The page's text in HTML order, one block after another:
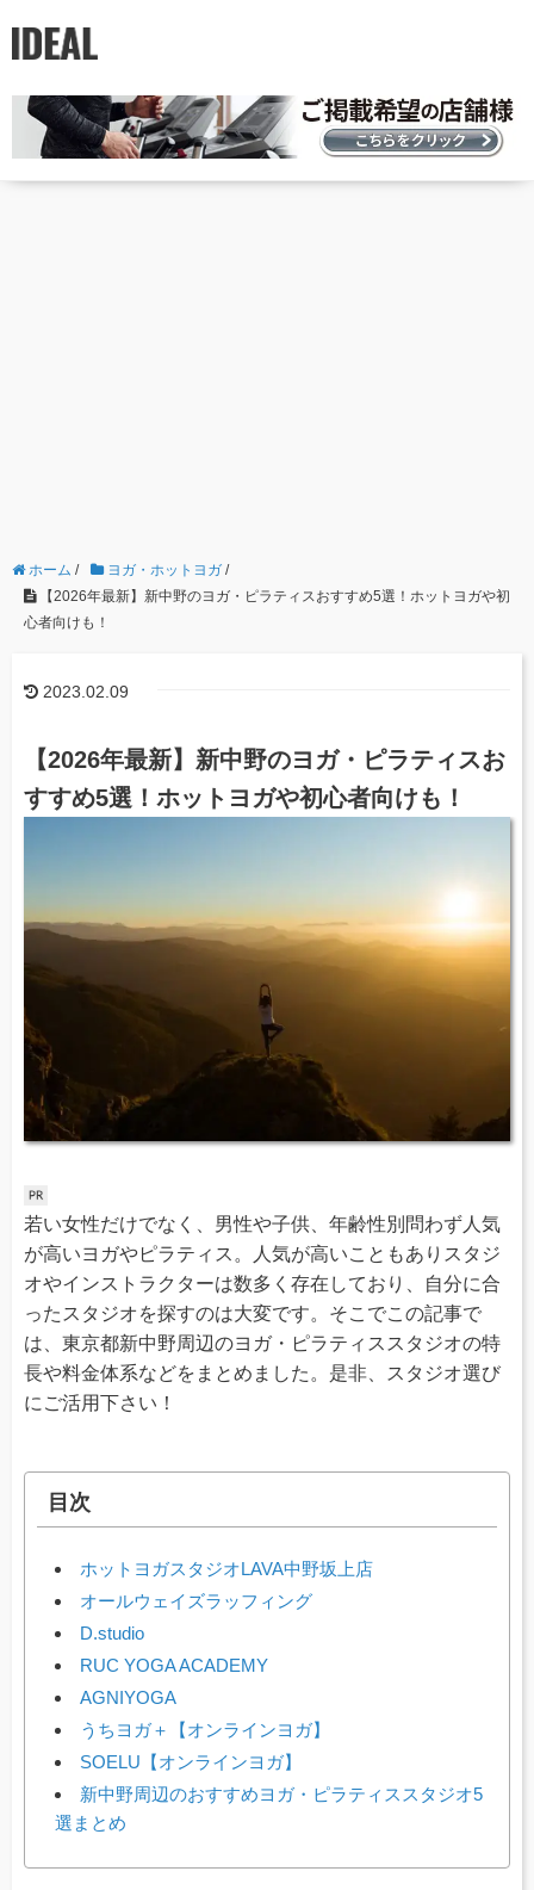
ホーム / ヨガ・ホットヨガ /
【2026年最新】新中野のヨガ・ピラティスおすすめ5選！ホットヨガや初
心者向けも！
2023.02.09
【2026年最新】新中野のヨガ・ピラティスお
すすめ5選！ホットヨガや初心者向けも！
若い女性だけでなく、男性や子供、年齢性別問わず人気
が高いヨガやピラティス。人気が高いこともありスタジ
オやインストラクターは数多く存在しており、自分に合
ったスタジオを探すのは大変です。そこでこの記事で
は、東京都新中野周辺のヨガ・ピラティススタジオの特
長や料金体系などをまとめました。是非、スタジオ選び
にご活用下さい！
目次
ホットヨガスタジオLAVA中野坂上店
オールウェイズラッフィング
D.studio
RUC YOGA ACADEMY
AGNIYOGA
うちヨガ＋【オンラインヨガ】
SOELU【オンラインヨガ】
新中野周辺のおすすめヨガ・ピラティススタジオ5
選まとめ